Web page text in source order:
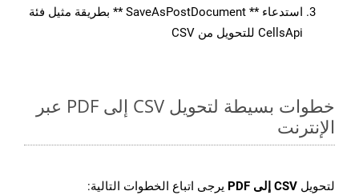
استدعاء ** SaveAsPostDocument ** بطريقة مثيل فئة
CellsApi للتحويل من CSV
خطوات بسيطة لتحويل CSV إلى PDF عبر
الإنترنت
لتحويل CSV إلى PDF يرجى اتباع الخطوات التالية: